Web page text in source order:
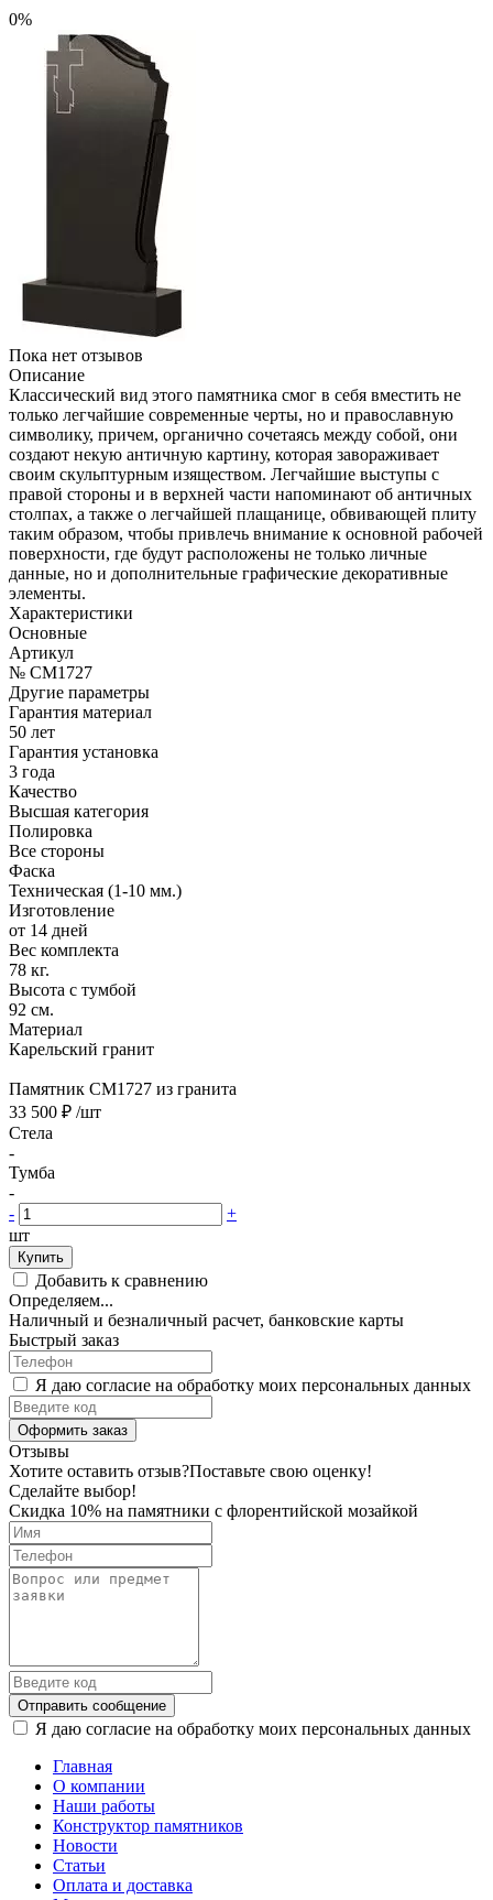
0%
Пока нет отзывов
Описание
Классический вид этого памятника смог в себя вместить не
только легчайшие современные черты, но и православную
символику, причем, органично сочетаясь между собой, они
создают некую античную картину, которая завораживает
своим скульптурным изяществом. Легчайшие выступы с
правой стороны и в верхней части напоминают об античных
столпах, а также о легчайшей плащанице, обвивающей плиту
таким образом, чтобы привлечь внимание к основной рабочей
поверхности, где будут расположены не только личные
данные, но и дополнительные графические декоративные
элементы.
Характеристики
Основные
Артикул
№ CM1727
Другие параметры
Гарантия материал
50 лет
Гарантия установка
3 года
Качество
Высшая категория
Полировка
Все стороны
Фаска
Техническая (1-10 мм.)
Изготовление
от 14 дней
Вес комплекта
78 кг.
Высота с тумбой
92 см.
Материал
Карельский гранит
Памятник CM1727 из гранита
33 500 ₽ /шт
Стела
-
Тумба
-
-
+
шт
Купить
Добавить к сравнению
Определяем...
Наличный и безналичный расчет, банковские карты
Быстрый заказ
Я даю согласие на обработку моих персональных данных
Оформить заказ
Отзывы
Хотите оставить отзыв?Поставьте свою оценку!
Сделайте выбор!
Скидка 10% на памятники с флорентийской мозайкой
Отправить сообщение
Я даю согласие на обработку моих персональных данных
Главная
О компании
Наши работы
Конструктор памятников
Новости
Статьи
Оплата и доставка